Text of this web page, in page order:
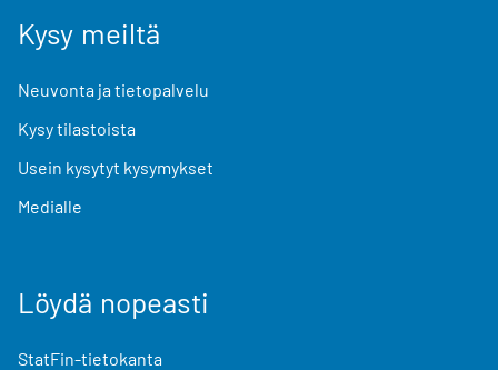
Kysy meiltä
Neuvonta ja tietopalvelu
Kysy tilastoista
Usein kysytyt kysymykset
Medialle
Löydä nopeasti
StatFin-tietokanta